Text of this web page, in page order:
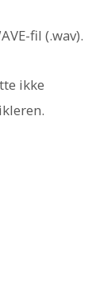
fil (.wav).
ikke